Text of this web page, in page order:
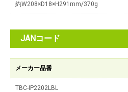
約W208×D18×H291mm/370g
JANコード
メーカー品番
TBC-IP2202LBL